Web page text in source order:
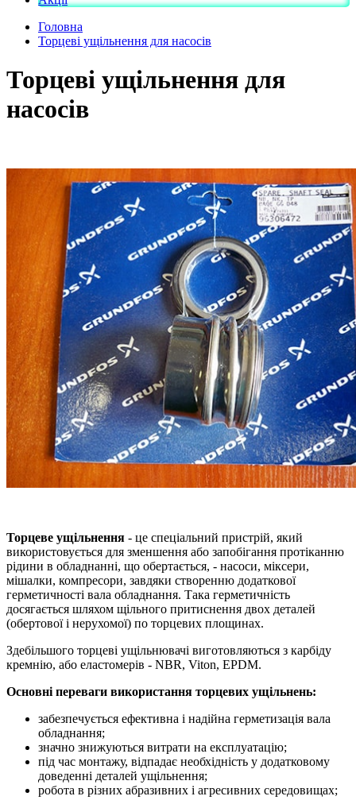
Головна
Торцеві ущільнення для насосів
Торцеві ущільнення для
насосів
Торцеве ущільнення - це спеціальний пристрій, який
використовується для зменшення або запобігання протіканню
рідини в обладнанні, що обертається, - насоси, міксери,
мішалки, компресори, завдяки створенню додаткової
герметичності вала обладнання. Така герметичність
досягається шляхом щільного притиснення двох деталей
(обертової і нерухомої) по торцевих площинах.
Здебільшого торцеві ущільнювачі виготовляються з карбіду
кремнію, або еластомерів - NBR, Viton, EPDM.
Основні переваги використання торцевих ущільнень:
забезпечується ефективна і надійна герметизація вала
обладнання;
значно знижуються витрати на експлуатацію;
під час монтажу, відпадає необхідність у додатковому
доведенні деталей ущільнення;
робота в різних абразивних і агресивних середовищах;